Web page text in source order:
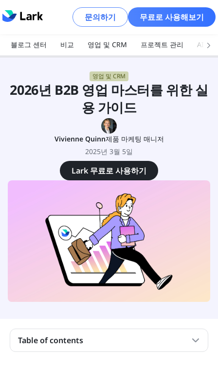
문의하기 무료로 사용해보기
블로그 센터 비교 영업 및 CRM 프로젝트 관리 AI 및
영업 및 CRM
2026년 B2B 영업 마스터를 위한 실
용 가이드
Vivienne Quinn제품 마케팅 매니저
2025년 3월 5일
Lark 무료로 사용하기
Table of contents
B2B 판매 프로세스의 단계 이해